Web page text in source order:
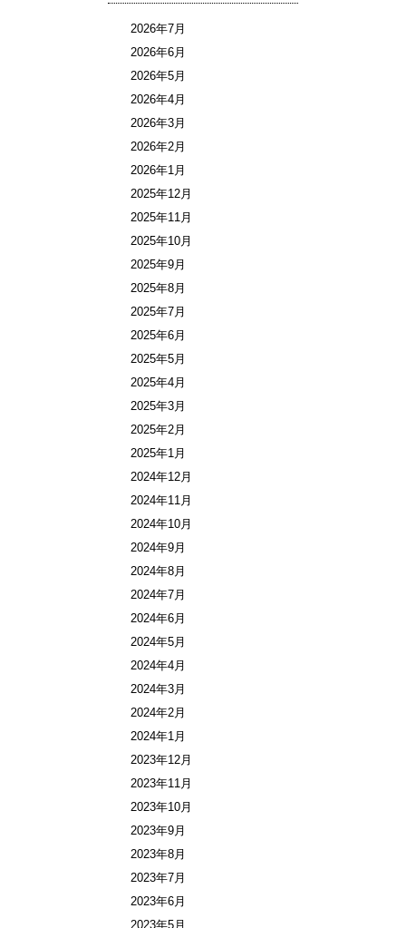
2026年7月
2026年6月
2026年5月
2026年4月
2026年3月
2026年2月
2026年1月
2025年12月
2025年11月
2025年10月
2025年9月
2025年8月
2025年7月
2025年6月
2025年5月
2025年4月
2025年3月
2025年2月
2025年1月
2024年12月
2024年11月
2024年10月
2024年9月
2024年8月
2024年7月
2024年6月
2024年5月
2024年4月
2024年3月
2024年2月
2024年1月
2023年12月
2023年11月
2023年10月
2023年9月
2023年8月
2023年7月
2023年6月
2023年5月